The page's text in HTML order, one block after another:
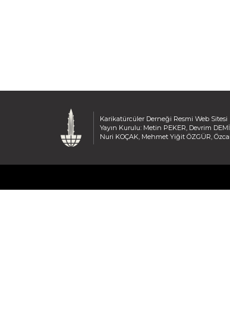
Karikatürcüler Derneği Resmi Web Sitesi
Yayın Kurulu: Metin PEKER, Devrim
Nuri KOÇAK, Mehmet Yiğit ÖZGÜR,